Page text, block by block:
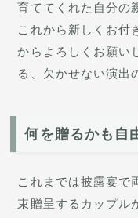
育ててくれた自分の
これから新しくお付
からよろしくお願い
る、欠かせない演出
何を贈るかも自
これまでは披露宴で
束贈呈するカップル